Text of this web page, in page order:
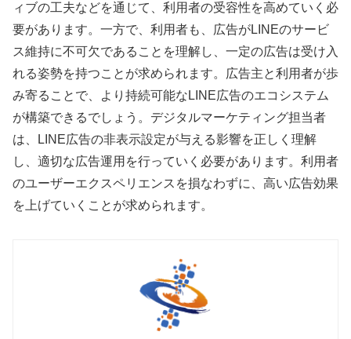
ィブの工夫などを通じて、利用者の受容性を高めていく必
要があります。一方で、利用者も、広告がLINEのサービ
ス維持に不可欠であることを理解し、一定の広告は受け入
れる姿勢を持つことが求められます。広告主と利用者が歩
み寄ることで、より持続可能なLINE広告のエコシステム
が構築できるでしょう。デジタルマーケティング担当者
は、LINE広告の非表示設定が与える影響を正しく理解
し、適切な広告運用を行っていく必要があります。利用者
のユーザーエクスペリエンスを損なわずに、高い広告効果
を上げていくことが求められます。